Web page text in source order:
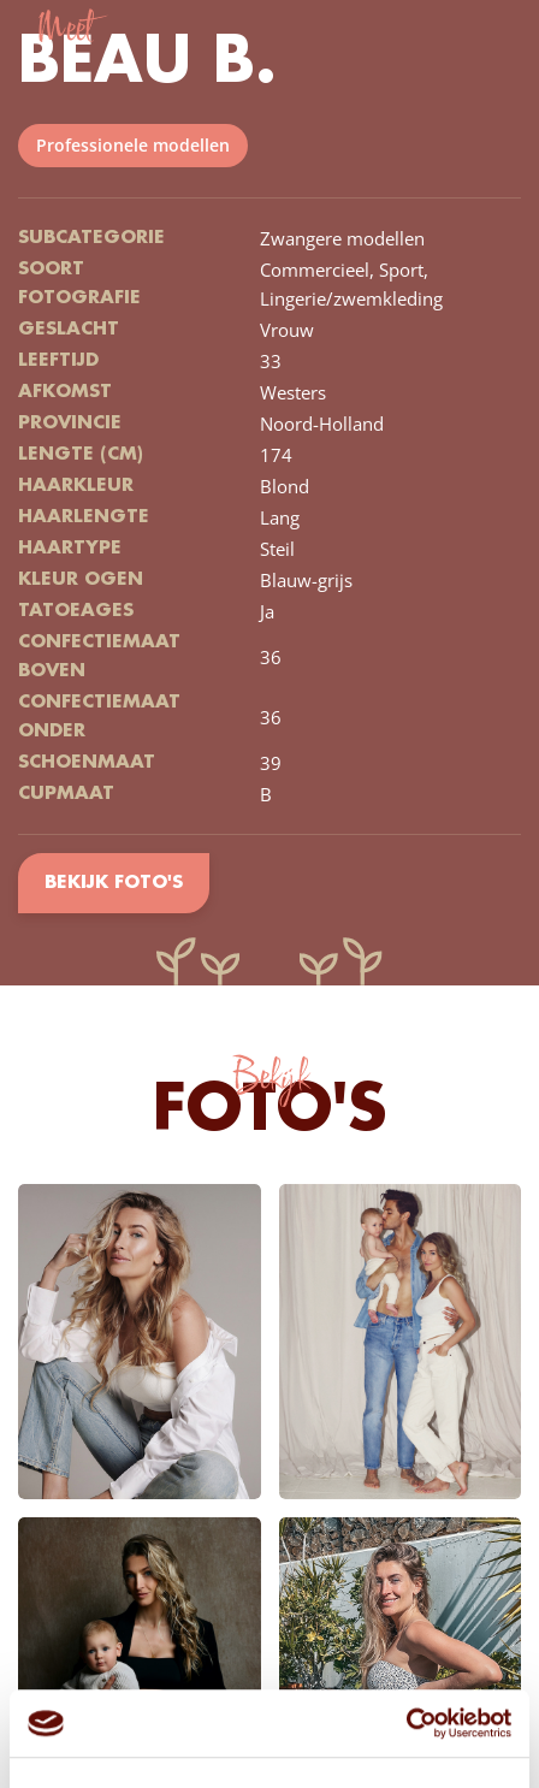
Meet
BEAU B.
Professionele modellen
SUBCATEGORIE Zwangere modellen
SOORT
FOTOGRAFIE
Commercieel, Sport,
Lingerie/zwemkleding
GESLACHT Vrouw
LEEFTIJD 33
AFKOMST Westers
PROVINCIE Noord-Holland
LENGTE (CM) 174
HAARKLEUR Blond
HAARLENGTE Lang
HAARTYPE Steil
KLEUR OGEN Blauw-grijs
TATOEAGES Ja
CONFECTIEMAAT
BOVEN
36
CONFECTIEMAAT
ONDER
36
SCHOENMAAT 39
CUPMAAT B
BEKIJK FOTO'S
Bekijk
FOTO'S